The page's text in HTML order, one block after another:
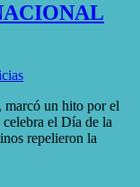
marcó un hito por el
el Día de la
repelieron la